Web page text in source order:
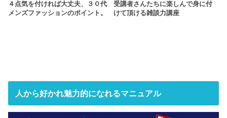
４点気を付ければ大丈夫、３０代
メンズファッションのポイント。
受講者さんたちに楽しんで身に付
けて頂ける雑談力講座
人から好かれ魅力的になれるマニュアル